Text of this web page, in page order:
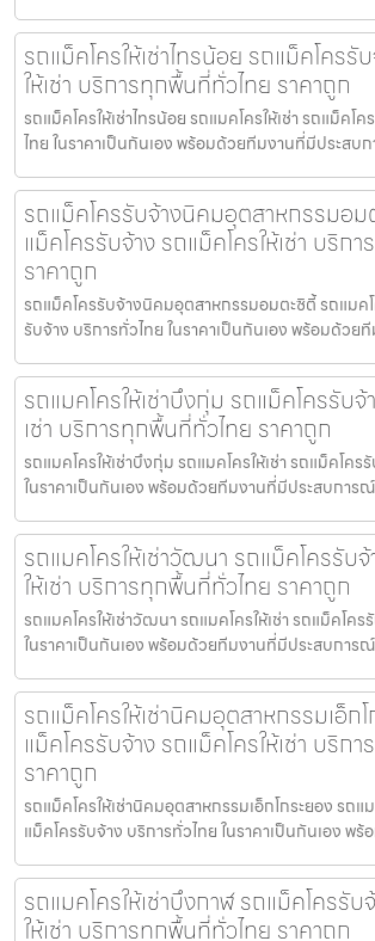
รถแม็คโครให้เช่าไทรน้อย รถแม็คโครรั
ให้เช่า บริการทุกพื้นที่ทั่วไทย ราคาถูก
รถแม็คโครให้เช่าไทรน้อย รถแมคโครให้เช่า รถแม็คโ
ไทย ในราคาเป็นกันเอง พร้อมด้วยทีมงานที่มีประสบ
รถแม็คโครรับจ้างนิคมอุตสาหกรรมอม
แม็คโครรับจ้าง รถแม็คโครให้เช่า บริก
ราคาถูก
รถแม็คโครรับจ้างนิคมอุตสาหกรรมอมตะซิตี้ รถแมคโ
รับจ้าง บริการทั่วไทย ในราคาเป็นกันเอง พร้อมด้วย
รถแมคโครให้เช่าบึงกุ่ม รถแม็คโครรับจ้
เช่า บริการทุกพื้นที่ทั่วไทย ราคาถูก
รถแมคโครให้เช่าบึงกุ่ม รถแมคโครให้เช่า รถแม็คโคร
ในราคาเป็นกันเอง พร้อมด้วยทีมงานที่มีประสบการ
รถแมคโครให้เช่าวัฒนา รถแม็คโครรับ
ให้เช่า บริการทุกพื้นที่ทั่วไทย ราคาถูก
รถแมคโครให้เช่าวัฒนา รถแมคโครให้เช่า รถแม็คโค
ในราคาเป็นกันเอง พร้อมด้วยทีมงานที่มีประสบการ
รถแม็คโครให้เช่านิคมอุตสาหกรรมเอ็ก
แม็คโครรับจ้าง รถแม็คโครให้เช่า บริก
ราคาถูก
รถแม็คโครให้เช่านิคมอุตสาหกรรมเอ็กโกระยอง รถแม
แม็คโครรับจ้าง บริการทั่วไทย ในราคาเป็นกันเอง พ
รถแมคโครให้เช่าบึงกาฬ รถแม็คโครรับ
ให้เช่า บริการทุกพื้นที่ทั่วไทย ราคาถูก